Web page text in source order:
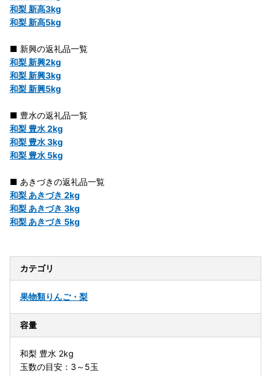
和梨 新高3kg
和梨 新高5kg
■ 新興の返礼品一覧
和梨 新興2kg
和梨 新興3kg
和梨 新興5kg
■ 豊水の返礼品一覧
和梨 豊水 2kg
和梨 豊水 3kg
和梨 豊水 5kg
■ あきづきの返礼品一覧
和梨 あきづき 2kg
和梨 あきづき 3kg
和梨 あきづき 5kg
カテゴリ
果物類りんご・梨
容量
和梨 豊水 2kg
玉数の目安：3～5玉